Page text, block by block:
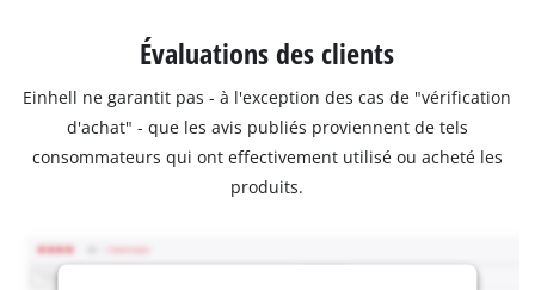
Évaluations des clients
Einhell ne garantit pas - à l'exception des cas de "vérification
d'achat" - que les avis publiés proviennent de tels
consommateurs qui ont effectivement utilisé ou acheté les
produits.